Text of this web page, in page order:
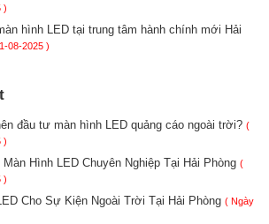
)
hình LED tại trung tâm hành chính mới Hải
08-2025 )
đầu tư màn hình LED quảng cáo ngoài trời? (
)
Hình LED Chuyên Nghiệp Tại Hải Phòng (
)
Cho Sự Kiện Ngoài Trời Tại Hải Phòng ( Ngày